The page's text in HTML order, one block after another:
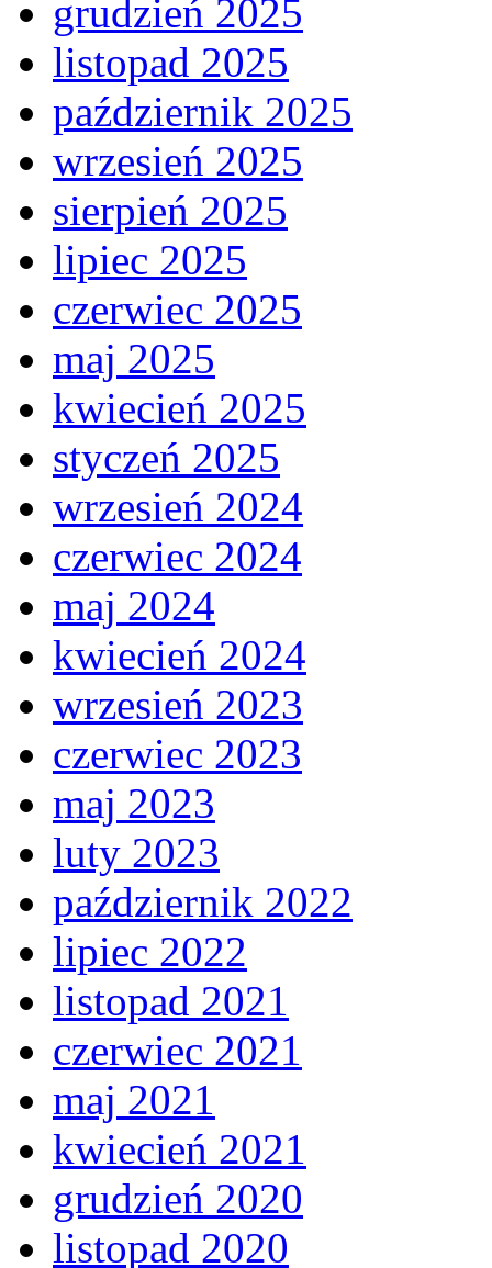
grudzień 2025
listopad 2025
październik 2025
wrzesień 2025
sierpień 2025
lipiec 2025
czerwiec 2025
maj 2025
kwiecień 2025
styczeń 2025
wrzesień 2024
czerwiec 2024
maj 2024
kwiecień 2024
wrzesień 2023
czerwiec 2023
maj 2023
luty 2023
październik 2022
lipiec 2022
listopad 2021
czerwiec 2021
maj 2021
kwiecień 2021
grudzień 2020
listopad 2020